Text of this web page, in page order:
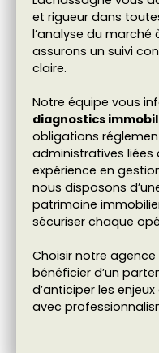
et rigueur dans
l’analyse du marché
assurons un suivi
claire.
Notre équipe vous
diagnostics
obligations
administratives liées
expérience en
nous disposons
patrimoine
sécuriser chaque
Choisir notre agence
bénéficier d’un
d’anticiper les
avec